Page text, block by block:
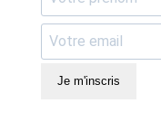
Je m'inscris